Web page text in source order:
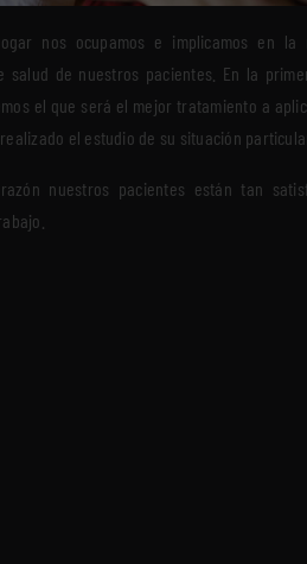
nos ocupamos e implicamos en la
salud de nuestros pacientes. En la
el que será el mejor tratamiento a
el estudio de su situación
nuestros pacientes están tan